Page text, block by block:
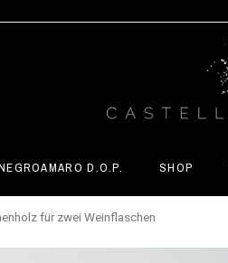
D.O.P. SHOP
für zwei Weinflaschen